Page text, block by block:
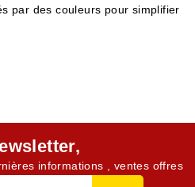
par des couleurs pour simplifier
informations , ventes offres